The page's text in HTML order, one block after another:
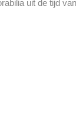
uit de tijd